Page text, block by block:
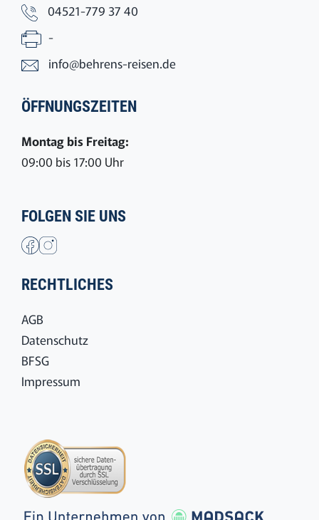
04521-779 37 40
-
info@behrens-reisen.de
ÖFFNUNGSZEITEN
Montag bis Freitag:
09:00 bis 17:00 Uhr
FOLGEN SIE UNS
RECHTLICHES
AGB
Datenschutz
BFSG
Impressum